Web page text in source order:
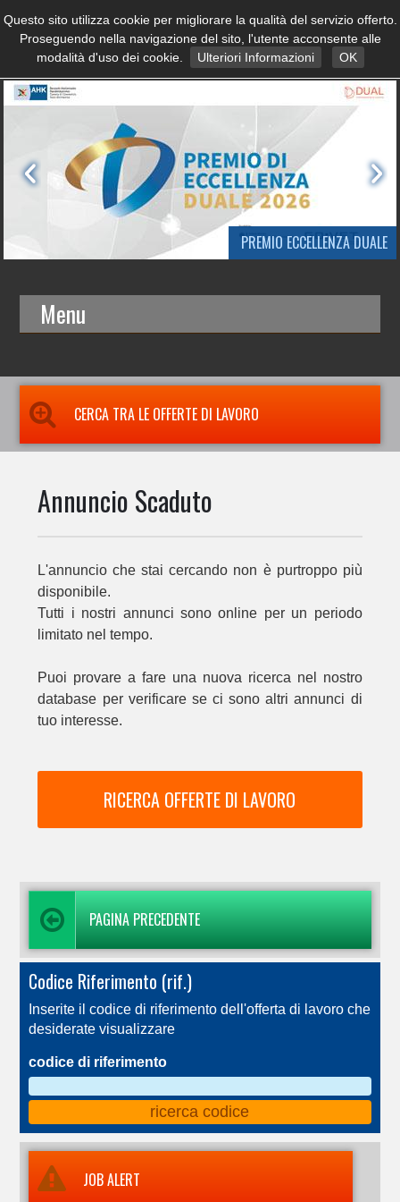
PREMIO ECCELLENZA DUALE
Menu
CERCA TRA LE OFFERTE DI LAVORO
Annuncio Scaduto
L'annuncio che stai cercando non è purtroppo più
disponibile.
Tutti i nostri annunci sono online per un periodo
limitato nel tempo.
Puoi provare a fare una nuova ricerca nel nostro
database per verificare se ci sono altri annunci di
tuo interesse.
RICERCA OFFERTE DI LAVORO
PAGINA PRECEDENTE
Codice Riferimento (rif.)
Inserite il codice di riferimento dell'offerta di lavoro che
desiderate visualizzare
codice di riferimento
JOB ALERT
Questo sito utilizza cookie per migliorare la qualità del servizio offerto.
Proseguendo nella navigazione del sito, l'utente acconsente alle
modalità d'uso dei cookie.
Ulteriori Informazioni OK